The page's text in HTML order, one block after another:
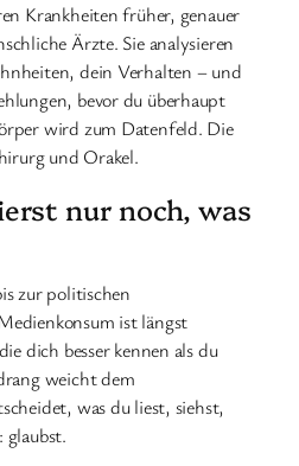
Krankheiten früher, genauer
Ärzte. Sie analysieren
dein Verhalten – und
bevor du überhaupt
wird zum Datenfeld. Die
und Orakel.
nur noch, was
zur politischen
ist längst
dich besser kennen als du
weicht dem
was du liest, siehst,